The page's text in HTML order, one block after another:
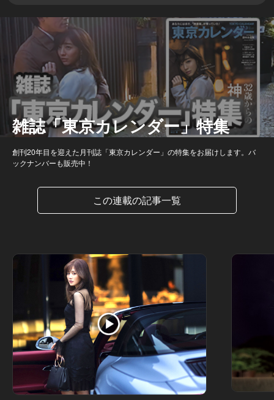
雑誌「東京カレンダー」特集
創刊20年目を迎えた月刊誌「東京カレンダー」の特集をお届けします。バ
ックナンバーも販売中！
この連載の記事一覧